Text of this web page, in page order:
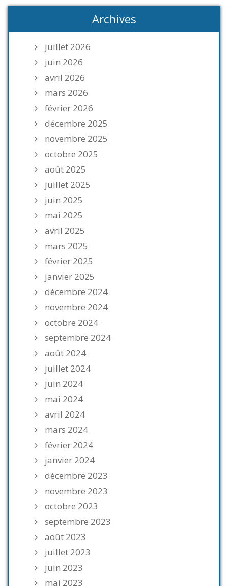
Archives
juillet 2026
juin 2026
avril 2026
mars 2026
février 2026
décembre 2025
novembre 2025
octobre 2025
août 2025
juillet 2025
juin 2025
mai 2025
avril 2025
mars 2025
février 2025
janvier 2025
décembre 2024
novembre 2024
octobre 2024
septembre 2024
août 2024
juillet 2024
juin 2024
mai 2024
avril 2024
mars 2024
février 2024
janvier 2024
décembre 2023
novembre 2023
octobre 2023
septembre 2023
août 2023
juillet 2023
juin 2023
mai 2023